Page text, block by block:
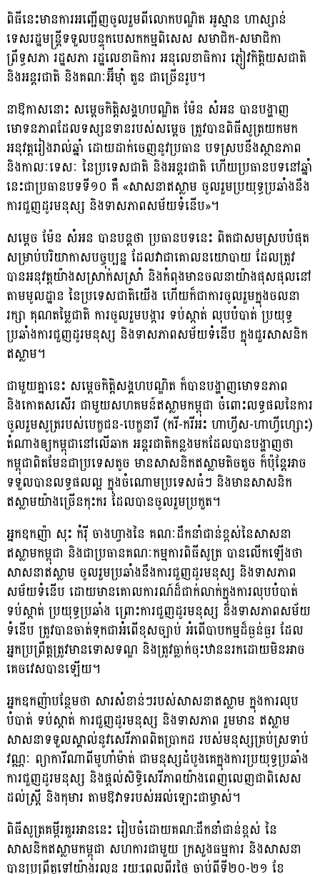
ពិធីនេះមានការអញ្ជើញចូលរួមពីលោកបណ្ឌិត អូស្មាន ហាស្សាន់
ទេសរដ្ឋមន្ត្រីទទួលបន្ទុកបេសកកម្មពិសេស សមាជិក-សមាជិកា
ព្រឹទ្ធសភា រដ្ឋសភា រដ្ឋលេខាធិការ អនុលេខាធិការ ភ្ញៀវកិត្តិយសជាតិ
និងអន្តរជាតិ និងគណៈអ៊ីម៉ាំ តួន ជាច្រើនរូប។
នាឱកាសនោះ សម្តេចកិត្តិសង្គហបណ្ឌិត ម៉ែន សំអន បានបង្ហាញ
មោទនភាពដែលទស្សនទានរបស់សម្តេច ត្រូវបានពិធីសូត្រយកមក
អនុវត្តរៀងរាល់ឆ្នាំ ដោយដាក់ចេញនូវប្រធាន បទស្របនឹងស្ថានភាព
និងកាលៈទេសៈ នៃប្រទេសជាតិ និងអន្តរជាតិ ហើយប្រធានបទនៅឆ្នាំ
នេះជាប្រធានបទទី១០ គឺ «សាសនាឥស្លាម ចូលរួមប្រយុទ្ធប្រឆាំងនឹង
ការជួញដូរមនុស្ស និងទាសភាពសម័យទំនើប»។
សម្តេច ម៉ែន សំអន បានបន្តថា ប្រធានបទនេះ ពិតជាសមស្របបំផុត
សម្រាប់បរិយាកាសបច្ចុប្បន្ន ដែលវាជាគោលនយោបាយ ដែលត្រូវ
បានអនុវត្តយ៉ាងសស្រាក់សស្រាំ និងកំពុងមានចលនាយ៉ាងផុសផុលនៅ
តាមមូលដ្ឋាន នៃប្រទេសជាតិយើង ហើយក៏ជាការចូលរួមក្នុងចលនា
រក្សា គុណតម្លៃជាតិ ការចូលរួមបង្ការ ទប់ស្កាត់ លុបបំបាត់ ប្រយុទ្ធ
ប្រឆាំងការជួញដូរមនុស្ស និងទាសភាពសម័យទំនើប ក្នុងជួរសាសនិក
ឥស្លាម។
ជាមួយគ្នានេះ សម្តេចកិត្តិសង្គហបណ្ឌិត ក៏បានបង្ហាញមោទនភាព
និងកោតសសើរ ជាមួយសហគមន៍ឥស្លាមកម្ពុជា ចំពោះលទ្ធផលនៃការ
ចូលរួមសូត្ររបស់បេក្ខជន-បេក្ខនារី (ករី-ករីអះ ហាហ្វីស-ហាហ្វីហ្សោះ)
តំណាងឲ្យកម្ពុជានៅលើឆាក អន្តរជាតិកន្លងមកដែលបានបង្ហាញថា
កម្ពុជាពិតមែនជាប្រទេសតូច មានសាសនិកឥស្លាមតិចតួច ក៏ប៉ុន្តែអាច
ទទួលបានលទ្ធផលល្អ ក្នុងចំណោមប្រទេសធំៗ និងមានសាសនិក
ឥស្លាមយ៉ាងច្រើនកុះករ ដែលបានចូលរួមប្រកួត។
អ្នកឧកញ៉ា សុះ កំរ៉ី ចាងហ្វាងនៃ គណៈដឹកនាំជាន់ខ្ពស់នៃសាសនា
ឥស្លាមកម្ពុជា និងជាប្រធានគណៈកម្មការពិធីសូត្រ បានលើកឡើងថា
សាសនាឥស្លាម ចូលរួមប្រឆាំងនឹងការជួញដូរមនុស្ស និងទាសភាព
សម័យទំនើប ដោយមានគោលការណ៍ដ៏ជាក់លាក់ក្នុងការលុបបំបាត់
ទប់ស្កាត់ ប្រយុទ្ធប្រឆាំង ព្រោះការជួញដូរមនុស្ស និងទាសភាពសម័យ
ទំនើប ត្រូវបានចាត់ទុកជាអំពើខុសច្បាប់ អំពើបាបកម្មដ៏ធ្ងន់ធ្ងរ ដែល
អ្នកប្រព្រឹត្តត្រូវមានទោសទណ្ឌ និងត្រូវធ្លាក់ចុះឋាននរកដោយមិនអាច
គេចវេសបានឡើយ។
អ្នកឧកញ៉ាបន្ថែមថា សារសំខាន់ៗរបស់សាសនាឥស្លាម ក្នុងការលុប
បំបាត់ ទប់ស្កាត់ ការជួញដូរមនុស្ស និងទាសភាព រួមមាន ឥស្លាម
សាសនាទទួលស្គាល់នូវសេរីភាពពិតប្រាកដ របស់មនុស្សគ្រប់ស្រទាប់
វណ្ណៈ ព្យាការីណាពីមូហាំម៉ាត់ ជាមនុស្សដំបូងគេក្នុងការប្រយុទ្ធប្រឆាំង
ការជួញដូរមនុស្ស និងផ្ដល់សិទ្ធិសេរីភាពយ៉ាងពេញលេញជាពិសេស
ដល់ស្រ្តី និងកុមារ តាមឱវាទរបស់អល់ឡោះជាម្ចាស់។
ពិធីសូត្រគម្ពីរគួរអាននេះ រៀបចំដោយគណ:ដឹកនាំជាន់ខ្ពស់ នៃ
សាសនិកឥស្លាមកម្ពុជា សហការជាមួយ ក្រសួងធម្មការ និងសាសនា
បានប្រព្រឹត្តទៅយ៉ាងរលូន រយ:ពេលពីរថ្ងៃ ចាប់ពីទី២០-២១ ខែ